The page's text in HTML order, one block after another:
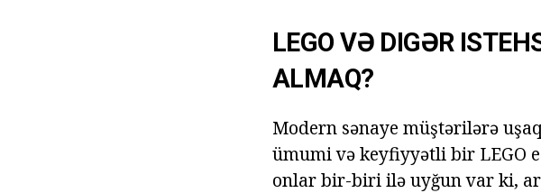
LEGO VƏ DIGƏR
ALMAQ?
Modern sənaye müştərilərə
ümumi və keyfiyyətli bir LEGO
onlar bir-biri ilə uyğun var ki,